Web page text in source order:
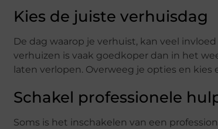
Kies de juiste verhuisdag
De dag waarop je verhuist, kan veel
verhuizen is vaak goedkoper dan in het
laten verlopen. Overweeg je opties en
Schakel professionele
Soms is het inschakelen van een